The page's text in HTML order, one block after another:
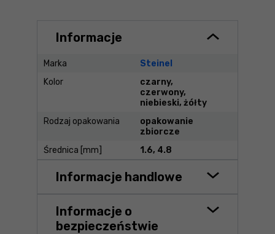
Informacje
Marka
Steinel
Kolor
czarny,
czerwony,
niebieski, żółty
Rodzaj opakowania
opakowanie
zbiorcze
Średnica [mm]
1.6, 4.8
Informacje handlowe
Informacje o
bezpieczeństwie